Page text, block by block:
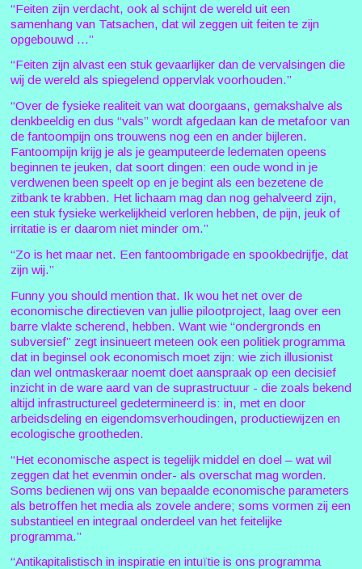
“Feiten zijn verdacht, ook al schijnt de wereld uit een
samenhang van Tatsachen, dat wil zeggen uit feiten te zijn
opgebouwd ...”
“Feiten zijn alvast een stuk gevaarlijker dan de vervalsingen die
wij de wereld als spiegelend oppervlak voorhouden.”
“Over de fysieke realiteit van wat doorgaans, gemakshalve als
denkbeeldig en dus “vals” wordt afgedaan kan de metafoor van
de fantoompijn ons trouwens nog een en ander bijleren.
Fantoompijn krijg je als je geamputeerde ledematen opeens
beginnen te jeuken, dat soort dingen: een oude wond in je
verdwenen been speelt op en je begint als een bezetene de
zitbank te krabben. Het lichaam mag dan nog gehalveerd zijn,
een stuk fysieke werkelijkheid verloren hebben, de pijn, jeuk of
irritatie is er daarom niet minder om.”
“Zo is het maar net. Een fantoombrigade en spookbedrijfje, dat
zijn wij.”
Funny you should mention that. Ik wou het net over de
economische directieven van jullie pilootproject, laag over een
barre vlakte scherend, hebben. Want wie “ondergronds en
subversief” zegt insinueert meteen ook een politiek programma
dat in beginsel ook economisch moet zijn: wie zich illusionist
dan wel ontmaskeraar noemt doet aanspraak op een decisief
inzicht in de ware aard van de suprastructuur - die zoals bekend
altijd infrastructureel gedetermineerd is: in, met en door
arbeidsdeling en eigendomsverhoudingen, productiewijzen en
ecologische grootheden.
“Het economische aspect is tegelijk middel en doel – wat wil
zeggen dat het evenmin onder- als overschat mag worden.
Soms bedienen wij ons van bepaalde economische parameters
als betroffen het media als zovele andere; soms vormen zij een
substantieel en integraal onderdeel van het feitelijke
programma.”
“Antikapitalistisch in inspiratie en intuïtie is ons programma